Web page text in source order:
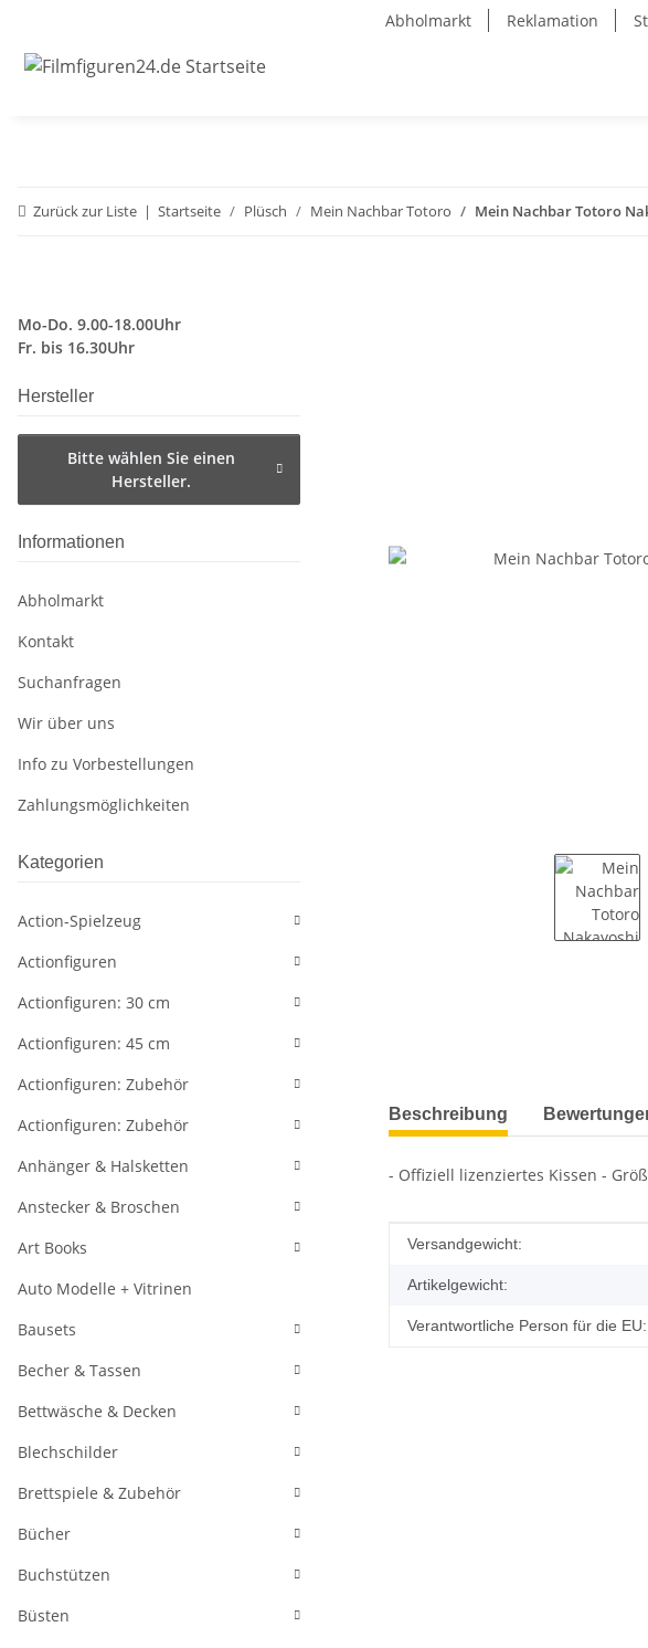
Abholmarkt Reklamation
Zurück zur Liste Startseite Plüsch Mein Nachbar Totoro Mein Nachbar Totoro
weitere Registerkarten anzeigen
Beschreibung
- Offiziell lizenziertes Kissen -
Produkteigenschaft
Wert
Versandgewicht:
Artikelgewicht:
Verantwortliche Person für die EU:
Mo-Do. 9.00-18.00Uhr
Fr. bis 16.30Uhr
Hersteller
Bitte wählen Sie einen
Hersteller.
Informationen
Abholmarkt
Kontakt
Suchanfragen
Wir über uns
Info zu Vorbestellungen
Zahlungsmöglichkeiten
Kategorien
Action-Spielzeug
Actionfiguren
Actionfiguren: 30 cm
Actionfiguren: 45 cm
Actionfiguren: Zubehör
Actionfiguren: Zubehör
Anhänger & Halsketten
Anstecker & Broschen
Art Books
Auto Modelle + Vitrinen
Bausets
Becher & Tassen
Bettwäsche & Decken
Blechschilder
Brettspiele & Zubehör
Bücher
Buchstützen
Büsten